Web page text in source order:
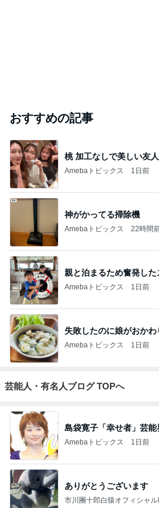
おすすめの記事
桃 加工なしで美しい友
Amebaトピックス 1日前
神がかってる掃除機
Amebaトピックス 22時間
親と泊まるため奮発し
Amebaトピックス 1日前
失敗したのに娘がおか
Amebaトピックス 1日前
芸能人・有名人ブログ TOPへ
島袋寛子「幸せ者」芸
Amebaトピックス 1日前
ありがとうございます
市川團十郎白猿オフィシャル